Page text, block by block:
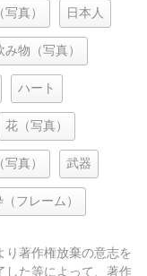
真） 日本人
み物（写真）
ハート
花（写真）
写真） 武器
（フレーム）
り著作権放棄の意志を
した等によって、著作